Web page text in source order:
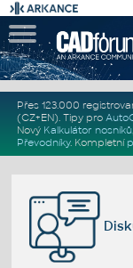
Přes 123.000
(CZ+EN). Tipy pro
Nový Kalkulátor nosníků,
Převodníky. Kompletní